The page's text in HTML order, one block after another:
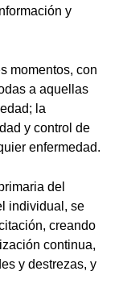
y
momentos, con
a aquellas
la
y control de
enfermedad.
del
individual, se
creando
continua,
y destrezas, y